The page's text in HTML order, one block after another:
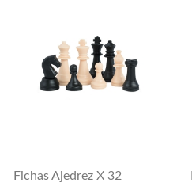
Fichas Ajedrez X 32